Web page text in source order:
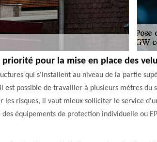
priorité pour la mise en place des
qui s'installent au niveau de la partie
est possible de travailler à plusieurs mètres du
les risques, il vaut mieux solliciter le service
équipements de protection individuelle ou